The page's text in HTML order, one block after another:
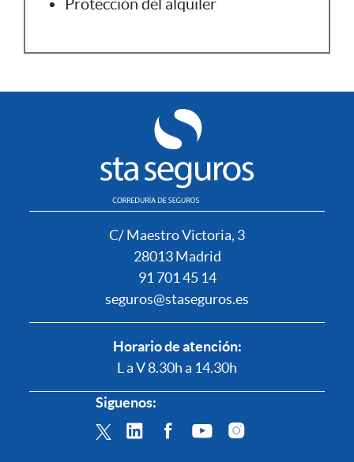
Protección del alquiler
C/ Maestro Victoria, 3
28013 Madrid
91 701 45 14
seguros@staseguros.es
Horario de atención:
L a V 8.30h a 14.30h
Siguenos: